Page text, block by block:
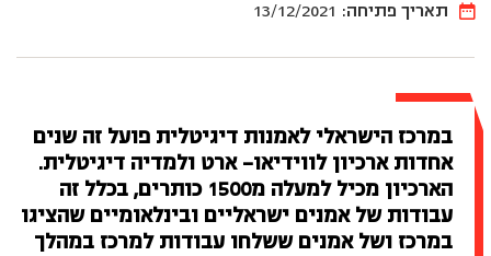
תאריך פתיחה: 13/12/2021
במרכז הישראלי לאמנות דיגיטלית פועל זה שנים
אחדות ארכיון לווידיאו- ארט ולמדיה דיגיטלית.
הארכיון מכיל למעלה מ1500 כותרים, בכלל זה
עבודות של אמנים ישראליים ובינלאומיים שהציגו
במרכז ושל אמנים ששלחו עבודות למרכז במהלך